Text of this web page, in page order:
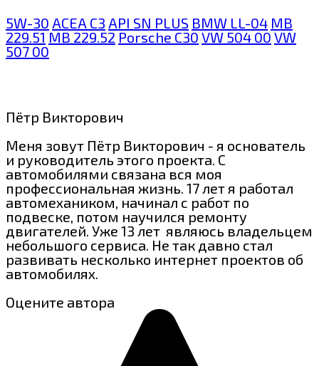
5W-30 ACEA C3 API SN PLUS BMW LL-04 MB
229.51 MB 229.52 Porsche C30 VW 504 00 VW
507 00
Пётр Викторович
Меня зовут Пётр Викторович - я основатель
и руководитель этого проекта. С
автомобилями связана вся моя
профессиональная жизнь. 17 лет я работал
автомехаником, начинал с работ по
подвеске, потом научился ремонту
двигателей. Уже 13 лет являюсь владельцем
небольшого сервиса. Не так давно стал
развивать несколько интернет проектов об
автомобилях.
Оцените автора